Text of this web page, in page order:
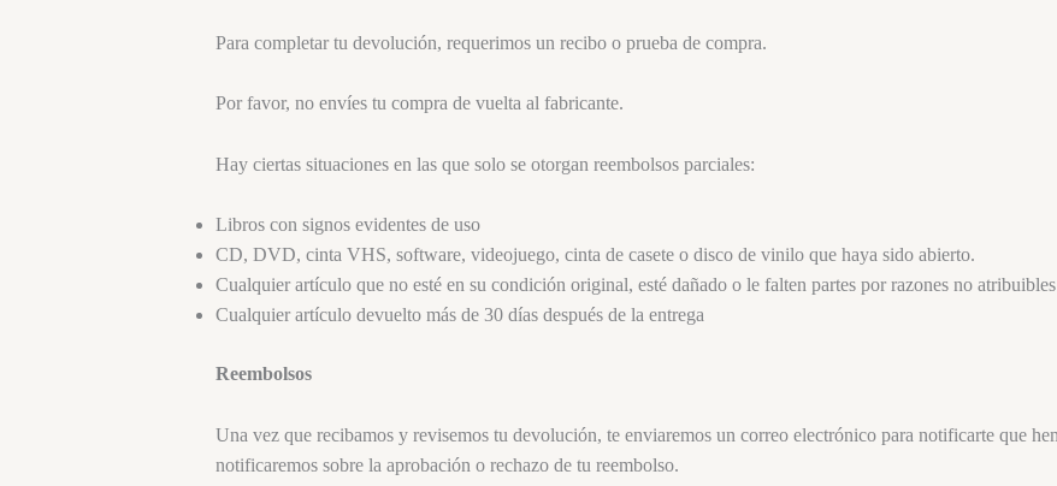
Para completar tu devolución, requerimos un recibo o prueba de compra.
Por favor, no envíes tu compra de vuelta al fabricante.
Hay ciertas situaciones en las que solo se otorgan reembolsos parciales:
Libros con signos evidentes de uso
CD, DVD, cinta VHS, software, videojuego, cinta de casete o disco de vinilo que haya sido abierto.
Cualquier artículo que no esté en su condición original, esté dañado o le falten partes por razones no
Cualquier artículo devuelto más de 30 días después de la entrega
Reembolsos
Una vez que recibamos y revisemos tu devolución, te enviaremos un correo electrónico para notificarte que
notificaremos sobre la aprobación o rechazo de tu reembolso.